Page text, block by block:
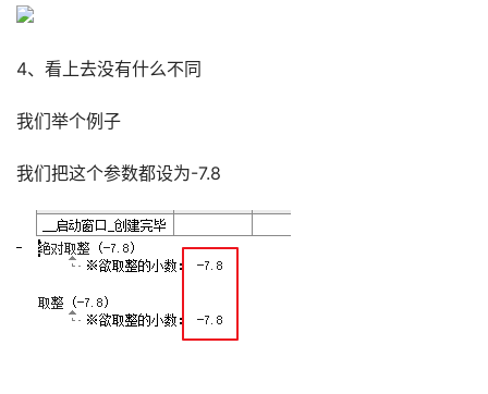
4、看上去没有什么不同
我们举个例子
我们把这个参数都设为-7.8